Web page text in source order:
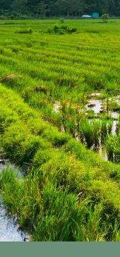
Höfen
Huệ) waren
entscheidend zu
Nguyễn bei, aber
(China) und die
als echte Soldaten
am Ende der
westliche
zwei Arten von